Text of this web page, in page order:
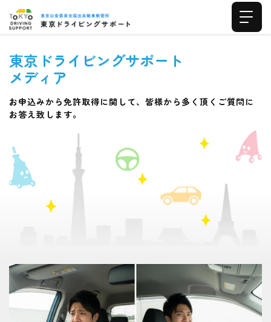
東京ドライビングサポート
メディア
お申込みから免許取得に関して、皆様から多く頂くご質問に
お答え致します。